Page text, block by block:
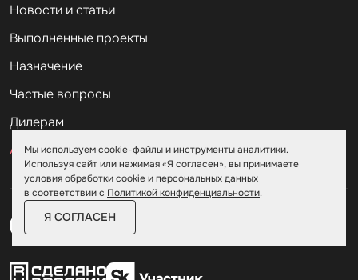
Новости и статьи
Выполненные проекты
Назначение
Частые вопросы
Дилерам
Акции
Мы используем cookie-файлы и инструменты аналитики.
Используя сайт или нажимая «Я согласен», вы принимаете
условия обработки cookie и персональных данных
в соответствии с Политикой конфиденциальности.
Я СОГЛАСЕН